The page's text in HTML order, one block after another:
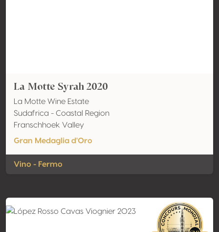
La Motte Syrah 2020
La Motte Wine Estate
Sudafrica - Coastal Region
Franschhoek Valley
Gran Medaglia d'Oro
Vino - Fermo